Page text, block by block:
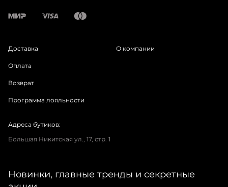
Доставка
Оплата
Возврат
Программа лояльности
О компании
Адреса бутиков:
Большая Никитская ул., 17, стр. 1
Новинки, главные тренды и секретные